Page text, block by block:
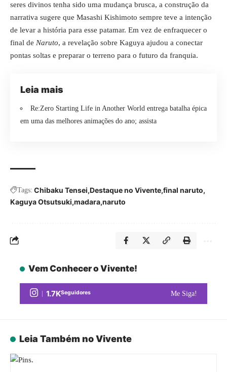
seres divinos tenha sido uma mudança brusca, a construção da
narrativa sugere que Masashi Kishimoto sempre teve a intenção
de levar a história para esse patamar. Em vez de enfraquecer o
final de Naruto, a revelação sobre Kaguya ajudou a conectar
pontas soltas e preparar o terreno para o futuro da franquia.
Leia mais
Re:Zero Starting Life in Another World entrega batalha épica
em uma das melhores animações do ano; assista
Tags: Chibaku Tensei Destaque no Vivente final naruto
Kaguya Otsutsuki madara naruto
Vem Conhecer o Vivente!
1.7KSeguidores Me Siga!
Leia Também no Vivente